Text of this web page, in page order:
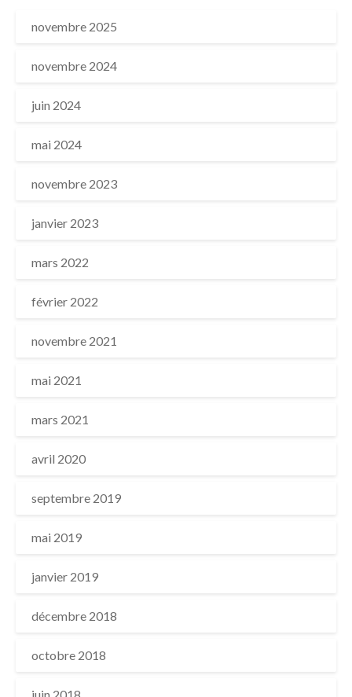
novembre 2025
novembre 2024
juin 2024
mai 2024
novembre 2023
janvier 2023
mars 2022
février 2022
novembre 2021
mai 2021
mars 2021
avril 2020
septembre 2019
mai 2019
janvier 2019
décembre 2018
octobre 2018